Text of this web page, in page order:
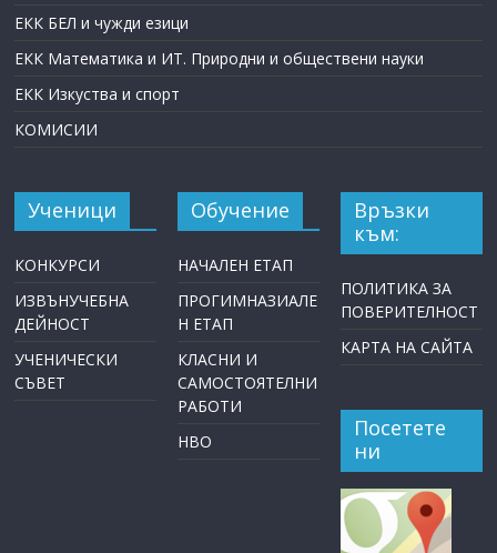
ЕКК БЕЛ и чужди езици
ЕКК Математика и ИТ. Природни и обществени науки
ЕКК Изкуства и спорт
КОМИСИИ
Ученици
КОНКУРСИ
ИЗВЪНУЧЕБНА
ДЕЙНОСТ
УЧЕНИЧЕСКИ
СЪВЕТ
Обучение
НАЧАЛЕН ЕТАП
ПРОГИМНАЗИАЛЕ
Н ЕТАП
КЛАСНИ И
САМОСТОЯТЕЛНИ
РАБОТИ
НВО
Връзки
към:
ПОЛИТИКА ЗА
ПОВЕРИТЕЛНОСТ
КАРТА НА САЙТА
Посетете
ни